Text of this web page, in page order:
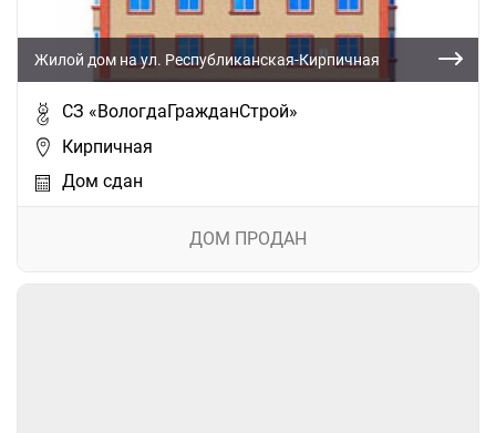
Жилой дом на ул. Республиканская-Кирпичная
СЗ «ВологдаГражданСтрой»
Кирпичная
Дом сдан
ДОМ ПРОДАН